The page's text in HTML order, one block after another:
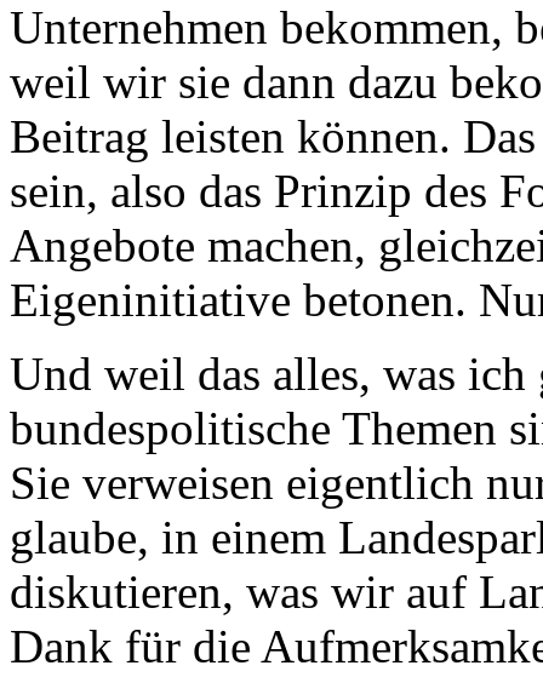
Unternehmen bekommen,
weil wir sie dann dazu
Beitrag leisten können.
sein, also das Prinzip des
Angebote machen,
Eigeninitiative betonen.
Und weil das alles, was ich
bundespolitische Themen
Sie verweisen eigentlich
glaube, in einem
diskutieren, was wir auf
Dank für die